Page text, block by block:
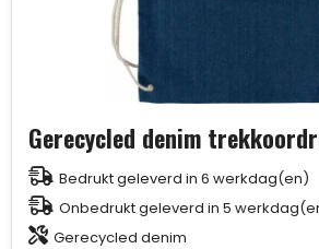
Gerecycled denim
Bedrukt geleverd in 6 werkdag(en)
Onbedrukt geleverd in 5
Gerecycled denim